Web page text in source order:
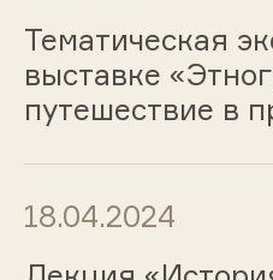
Тематическая
выставке
путешествие в
18.04.2024